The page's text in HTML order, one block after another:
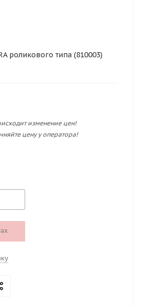
роликового типа (810003)
изменение цен!
цену у оператора!